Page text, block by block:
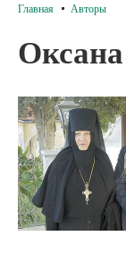
Главная Авторы